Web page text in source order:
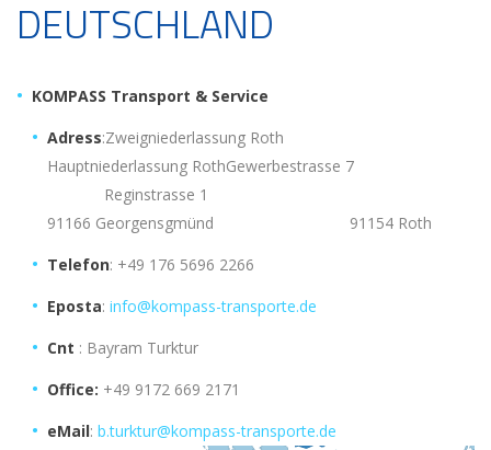
DEUTSCHLAND
KOMPASS Transport & Service
Adress:Zweigniederlassung Roth
Hauptniederlassung RothGewerbestrasse 7
Reginstrasse 1
91166 Georgensgmünd 91154 Roth
Telefon: +49 176 5696 2266
Eposta: info@kompass-transporte.de
Cnt : Bayram Turktur
Office: +49 9172 669 2171
eMail: b.turktur@kompass-transporte.de